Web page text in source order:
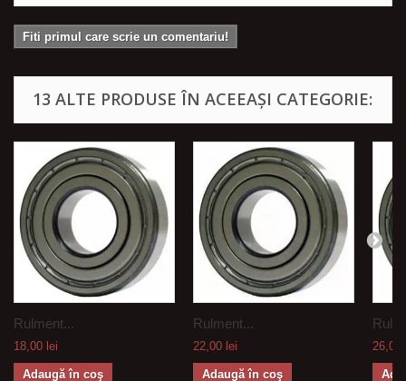
Fiti primul care scrie un comentariu!
13 ALTE PRODUSE ÎN ACEEAȘI CATEGORIE:
Rulment...
18,00 lei
Adaugă în coş
Rulment...
22,00 lei
Adaugă în coş
26,00